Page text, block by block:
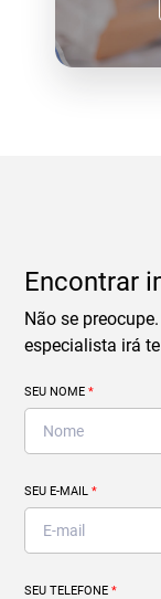
Encontrar
Não se
especialista irá
SEU NOME*
SEU E-MAIL*
SEU TELEFONE*